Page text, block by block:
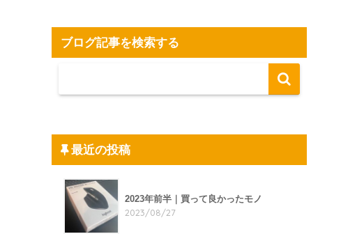
ブログ記事を検索する
最近の投稿
2023年前半｜買って良かったモノ
2023/08/27